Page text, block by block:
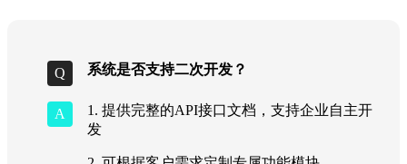
系统是否支持二次开发？
1. 提供完整的API接口文档，支持企业自主开
发